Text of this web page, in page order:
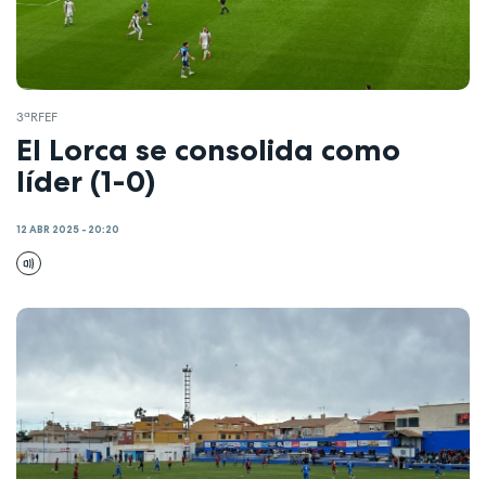
3ªRFEF
El Lorca se consolida como
líder (1-0)
12 ABR 2025 - 20:20